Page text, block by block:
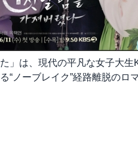
」は、現代の平凡な女子大
“ノーブレイク”経路離脱のロ